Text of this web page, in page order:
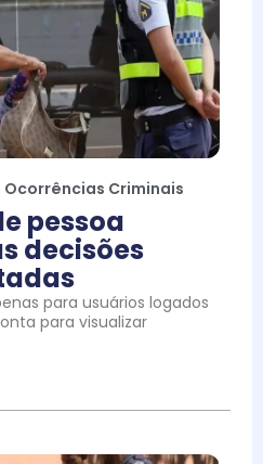
Ocorrências Criminais
pessoa
decisões
para usuários logados
para visualizar